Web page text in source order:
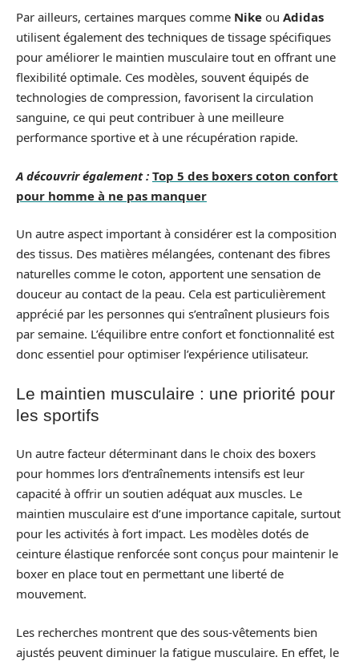
Par ailleurs, certaines marques comme Nike ou Adidas
utilisent également des techniques de tissage spécifiques
pour améliorer le maintien musculaire tout en offrant une
flexibilité optimale. Ces modèles, souvent équipés de
technologies de compression, favorisent la circulation
sanguine, ce qui peut contribuer à une meilleure
performance sportive et à une récupération rapide.
A découvrir également : Top 5 des boxers coton confort
pour homme à ne pas manquer
Un autre aspect important à considérer est la composition
des tissus. Des matières mélangées, contenant des fibres
naturelles comme le coton, apportent une sensation de
douceur au contact de la peau. Cela est particulièrement
apprécié par les personnes qui s’entraînent plusieurs fois
par semaine. L’équilibre entre confort et fonctionnalité est
donc essentiel pour optimiser l’expérience utilisateur.
Le maintien musculaire : une priorité pour
les sportifs
Un autre facteur déterminant dans le choix des boxers
pour hommes lors d’entraînements intensifs est leur
capacité à offrir un soutien adéquat aux muscles. Le
maintien musculaire est d’une importance capitale, surtout
pour les activités à fort impact. Les modèles dotés de
ceinture élastique renforcée sont conçus pour maintenir le
boxer en place tout en permettant une liberté de
mouvement.
Les recherches montrent que des sous-vêtements bien
ajustés peuvent diminuer la fatigue musculaire. En effet, le